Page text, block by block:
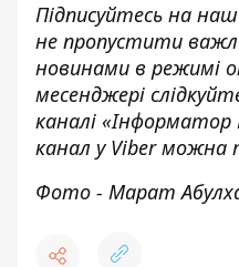
Підписуйтесь на наш
не пропустити
новинами в режимі
месенджері
каналі «Інформатор
канал у Viber можна
Фото - Марат